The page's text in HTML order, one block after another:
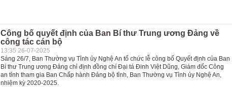
Công bố quyết định của Ban Bí thư Trung ương Đảng về
công tác cán bộ
13:35 26-07-2025
Sáng 26/7, Ban Thường vụ Tỉnh ủy Nghệ An tổ chức lễ công bố Quyết định của Ban
Bí thư Trung ương Đảng chỉ định đồng chí Đại tá Đinh Việt Dũng, Giám đốc Công
an tỉnh tham gia Ban Chấp hành Đảng bộ tỉnh, Ban Thường vụ Tỉnh ủy Nghệ An,
nhiệm kỳ 2020-2025.